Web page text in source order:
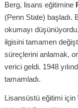
Berg, lisans eğitimine
(Penn State) başladı.
okumayı
ilgisini tamamen
süreçlerini anlamak,
verici geldi. 1948
tamamladı.
Lisansüstü eğitimi için